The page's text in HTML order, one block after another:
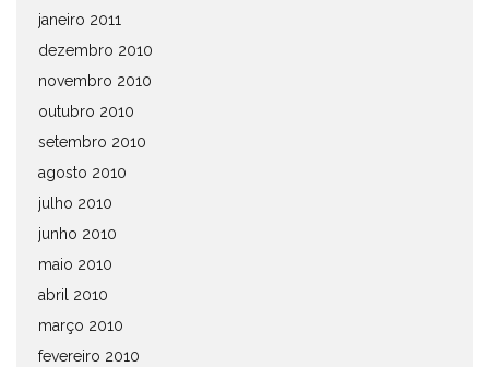
janeiro 2011
dezembro 2010
novembro 2010
outubro 2010
setembro 2010
agosto 2010
julho 2010
junho 2010
maio 2010
abril 2010
março 2010
fevereiro 2010